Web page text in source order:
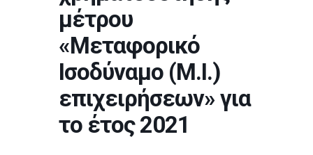
μέτρου
«Μεταφορικό
Ισοδύναμο (Μ.Ι.)
επιχειρήσεων» για
το έτος 2021